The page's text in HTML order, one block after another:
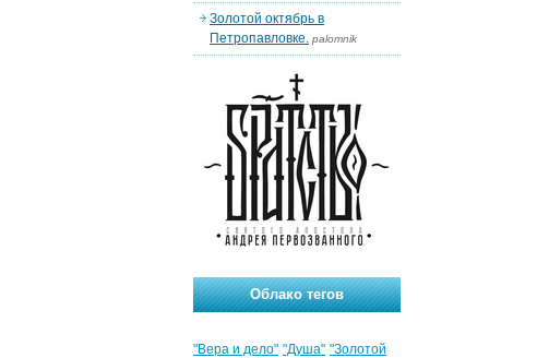
Золотой октябрь в
Петропавловке. palomnik
Облако тегов
"Вера и дело" "Душа" "Золотой